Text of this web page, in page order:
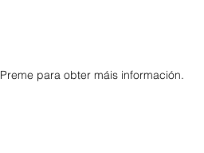
Preme para obter máis información.